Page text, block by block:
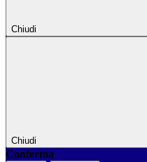
Chiudi
Chiudi
Conferma